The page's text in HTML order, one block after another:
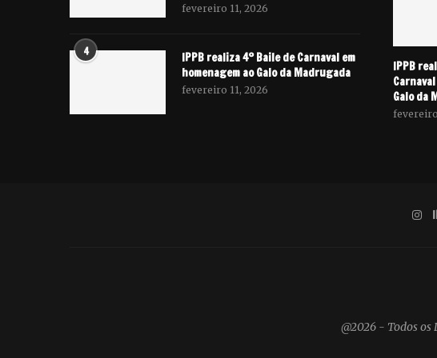
fevereiro 11, 2026
4
IPPB realiza 4º Baile de Carnaval em
homenagem ao Galo da Madrugada
fevereiro 11, 2026
IPPB
Galo da
fevereiro
@2026 - Todos os